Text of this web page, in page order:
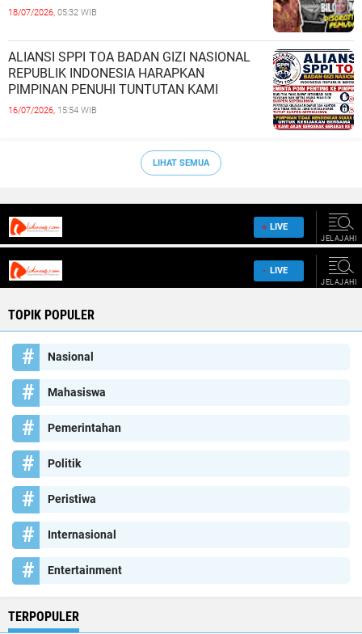
18/07/2026, 05:32 WIB
ALIANSI SPPI TOA BADAN GIZI NASIONAL
REPUBLIK INDONESIA HARAPKAN
PIMPINAN PENUHI TUNTUTAN KAMI
16/07/2026, 15:54 WIB
LIHAT SEMUA
TOPIK POPULER
Nasional
Mahasiswa
Pemerintahan
Politik
Peristiwa
Internasional
Entertainment
TERPOPULER